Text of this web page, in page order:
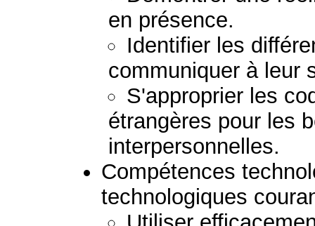
en présence.
Identifier les
communiquer à leur
S'approprier les
étrangères pour les
interpersonnelles.
Compétences
technologiques